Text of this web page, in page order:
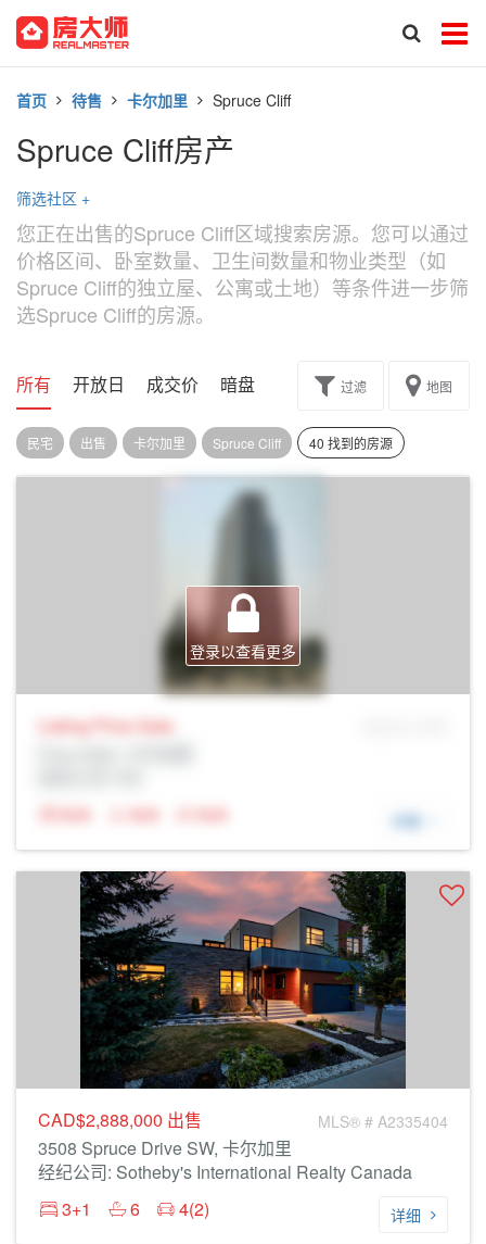
首页 待售 卡尔加里 Spruce Cliff
Spruce Cliff房产
筛选社区 +
您正在出售的Spruce Cliff区域搜索房源。您可以通过
价格区间、卧室数量、卫生间数量和物业类型（如
Spruce Cliff的独立屋、公寓或土地）等条件进一步筛
选Spruce Cliff的房源。
所有 开放日 成交价 暗盘 楼花转让过滤 地图
民宅 出售 卡尔加里 Spruce Cliff 40 找到的房源
登录以查看更多
Listing Price Sale
N/A
N/A N/A 详细
CAD$2,888,000 出售 MLS® # A2335404
3508 Spruce Drive SW, 卡尔加里
经纪公司: Sotheby's International Realty Canada
3+1
6 4(2) 详细